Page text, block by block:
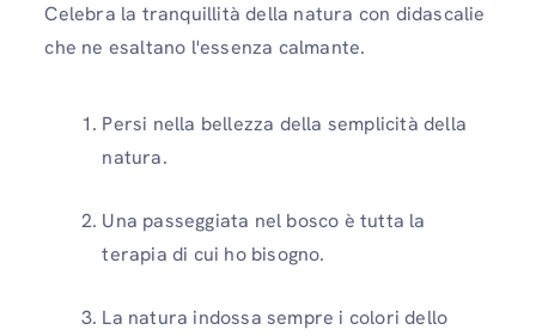
Celebra la tranquillità della natura con didascalie
che ne esaltano l'essenza calmante.
Persi nella bellezza della semplicità della
natura.
Una passeggiata nel bosco è tutta la
terapia di cui ho bisogno.
La natura indossa sempre i colori dello